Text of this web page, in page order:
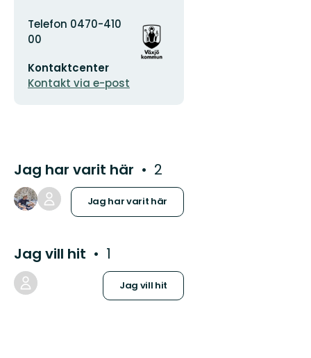
Adress
Telefon 0470-410
00
postadress
Kontaktcenter
Kontakt via e-post
Organisationens
logotyp
Jag har varit här 2
Jag har varit här
Jag vill hit 1
Jag vill hit